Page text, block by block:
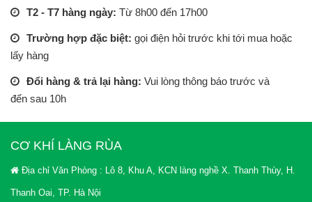
T2 - T7 hàng ngày: Từ 8h00 đến 17h00
Trường hợp đặc biệt: gọi điện hỏi trước khi tới mua hoặc
lấy hàng
Đổi hàng & trả lại hàng: Vui lòng thông báo trước và
đến sau 10h
CƠ KHÍ LÀNG RÙA
Địa chỉ Văn Phòng : Lô 8, Khu A, KCN làng nghề X. Thanh Thùy, H.
Thanh Oai, TP. Hà Nội